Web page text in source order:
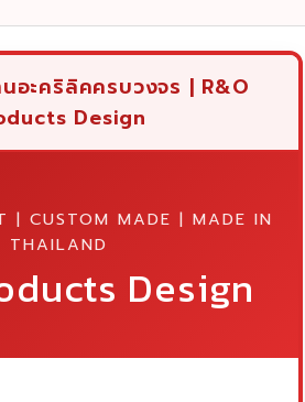
อะคริลิคครบวงจร | R&O
Design
| CUSTOM MADE | MADE IN
THAILAND
Design